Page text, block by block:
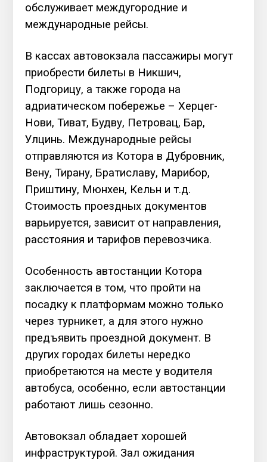
обслуживает междугородние и
международные рейсы.
В кассах автовокзала пассажиры могут
приобрести билеты в Никшич,
Подгорицу, а также города на
адриатическом побережье – Херцег-
Нови, Тиват, Будву, Петровац, Бар,
Улцинь. Международные рейсы
отправляются из Котора в Дубровник,
Вену, Тирану, Братиславу, Марибор,
Приштину, Мюнхен, Кельн и т.д.
Стоимость проездных документов
варьируется, зависит от направления,
расстояния и тарифов перевозчика.
Особенность автостанции Котора
заключается в том, что пройти на
посадку к платформам можно только
через турникет, а для этого нужно
предъявить проездной документ. В
других городах билеты нередко
приобретаются на месте у водителя
автобуса, особенно, если автостанции
работают лишь сезонно.
Автовокзал обладает хорошей
инфраструктурой. Зал ожидания